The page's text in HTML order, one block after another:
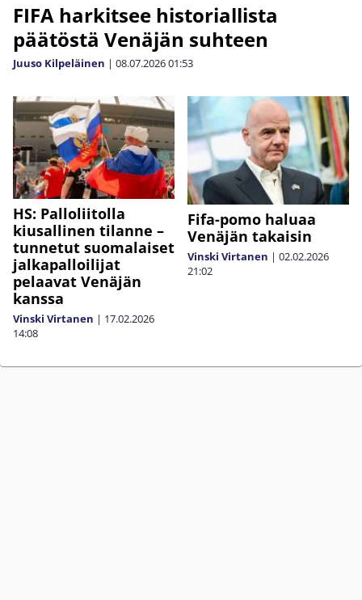
FIFA harkitsee historiallista
päätöstä Venäjän suhteen
Juuso Kilpeläinen | 08.07.202601:53
HS: Palloliitolla
kiusallinen tilanne –
tunnetut suomalaiset
jalkapalloilijat
pelaavat Venäjän
kanssa
Vinski Virtanen | 17.02.2026
14:08
Fifa-pomo haluaa
Venäjän takaisin
Vinski Virtanen | 02.02.2026
21:02